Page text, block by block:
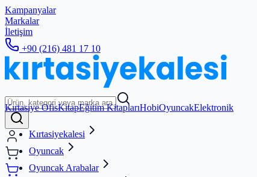
Kampanyalar
Markalar
İletişim
+90 (216) 481 17 10
Kırtasiye OfisKitapEğitim KitaplarıHobiOyuncakElektronik
Kırtasiyekalesi
Oyuncak
Oyuncak Arabalar